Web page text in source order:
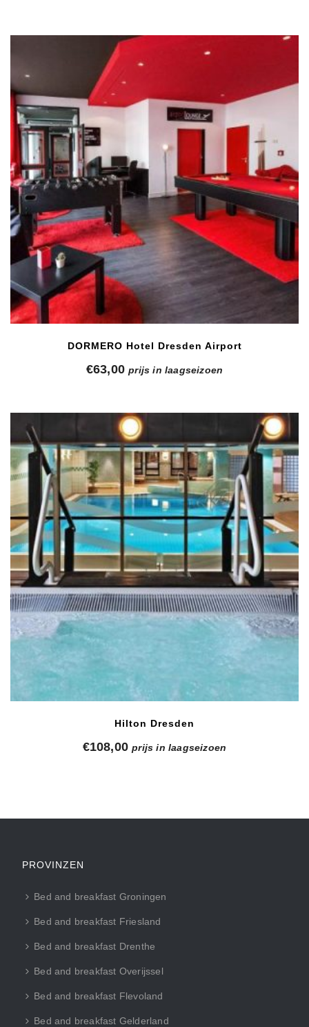
DORMERO Hotel Dresden Airport
€63,00 prijs in laagseizoen
Hilton Dresden
€108,00 prijs in laagseizoen
PROVINZEN
Bed and breakfast Groningen
Bed and breakfast Friesland
Bed and breakfast Drenthe
Bed and breakfast Overijssel
Bed and breakfast Flevoland
Bed and breakfast Gelderland